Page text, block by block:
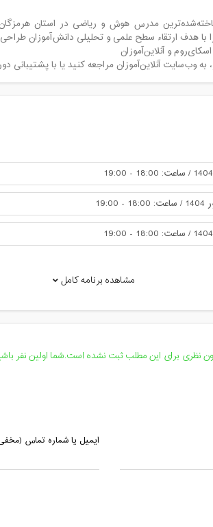
مدرس هوش و ریاضی در استان
با هدف ارتقاء سطح علمی و تحلیلی دانش‌آموزان
و آنلاین‌آموزان
وب‌سایت آنلاین‌آموزان مراجعه کنید یا با پشتیبانی
مشاهده برنامه کامل
نظری برای این مطلب ثبت نشده است.شما اولین نفر
ایمیل یا شماره تماس